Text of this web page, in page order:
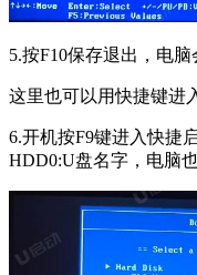
5.按F10保存退出，电脑
这里也可以用快捷键进
6.开机按F9键进入快捷
HDD0:U盘名字，电脑也